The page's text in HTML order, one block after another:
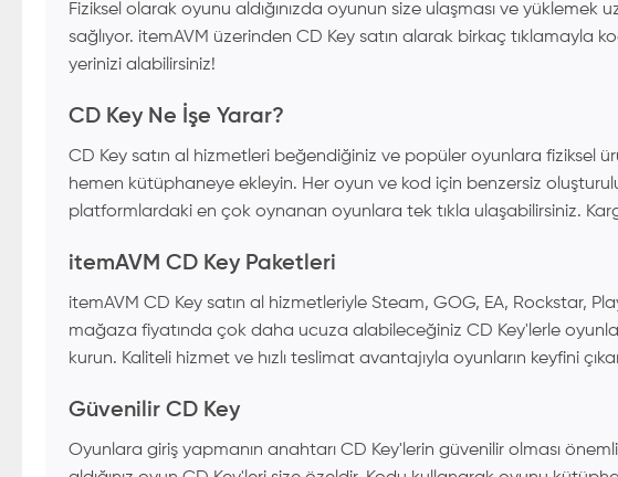
Fiziksel olarak oyunu aldığınızda oyunun size ulaşması ve
sağlıyor. itemAVM üzerinden CD Key satın alarak birkaç tıklamayla
yerinizi alabilirsiniz!
CD Key Ne İşe Yarar?
CD Key satın al hizmetleri beğendiğiniz ve popüler oyunlara fiziksel
hemen kütüphaneye ekleyin. Her oyun ve kod için benzersiz
platformlardaki en çok oynanan oyunlara tek tıkla ulaşabilirsiniz.
itemAVM CD Key Paketleri
itemAVM CD Key satın al hizmetleriyle Steam, GOG, EA, Rockstar,
mağaza fiyatında çok daha ucuza alabileceğiniz CD Key'lerle
kurun. Kaliteli hizmet ve hızlı teslimat avantajıyla oyunların keyfini
Güvenilir CD Key
Oyunlara giriş yapmanın anahtarı CD Key'lerin güvenilir olması